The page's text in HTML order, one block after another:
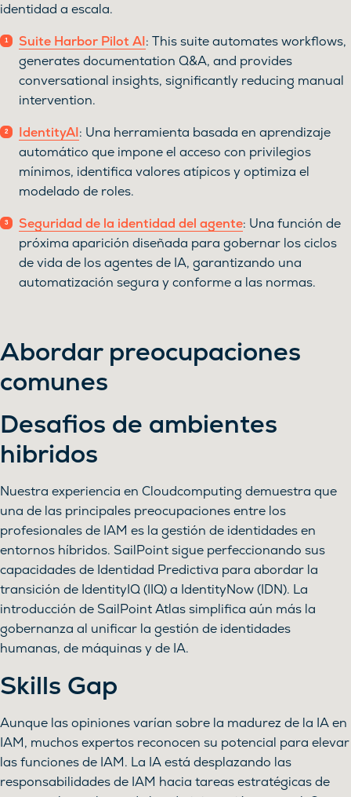
identidad a escala.
Suite Harbor Pilot AI: This suite automates workflows,
generates documentation Q&A, and provides
conversational insights, significantly reducing manual
intervention.
IdentityAI: Una herramienta basada en aprendizaje
automático que impone el acceso con privilegios
mínimos, identifica valores atípicos y optimiza el
modelado de roles.
Seguridad de la identidad del agente: Una función de
próxima aparición diseñada para gobernar los ciclos
de vida de los agentes de IA, garantizando una
automatización segura y conforme a las normas.
Abordar preocupaciones
comunes
Desafios de ambientes
hibridos
Nuestra experiencia en Cloudcomputing demuestra que
una de las principales preocupaciones entre los
profesionales de IAM es la gestión de identidades en
entornos híbridos. SailPoint sigue perfeccionando sus
capacidades de Identidad Predictiva para abordar la
transición de IdentityIQ (IIQ) a IdentityNow (IDN). La
introducción de SailPoint Atlas simplifica aún más la
gobernanza al unificar la gestión de identidades
humanas, de máquinas y de IA.
Skills Gap
Aunque las opiniones varían sobre la madurez de la IA en
IAM, muchos expertos reconocen su potencial para elevar
las funciones de IAM. La IA está desplazando las
responsabilidades de IAM hacia tareas estratégicas de